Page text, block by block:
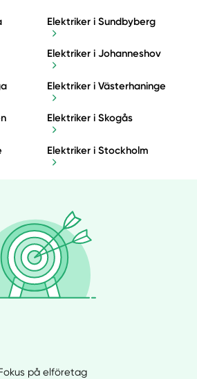
Elektriker i Sundbyberg
Elektriker i Johanneshov
Elektriker i Västerhaninge
Elektriker i Skogås
Elektriker i Stockholm
på elföretag